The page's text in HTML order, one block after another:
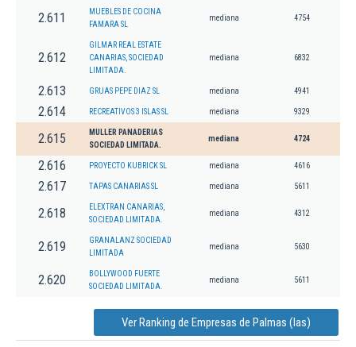
2.611
MUEBLES DE COCINA
FAMARA SL
mediana 4754
2.612
GILMAR REAL ESTATE
CANARIAS, SOCIEDAD
LIMITADA.
mediana 6832
2.613 GRUAS PEPE DIAZ SL mediana 4941
2.614 RECREATIVOS 3 ISLAS SL mediana 9329
2.615
MULLER PANADERIAS
SOCIEDAD LIMITADA.
mediana 4724
2.616 PROYECTO KUBRICK SL mediana 4616
2.617 TAPAS CANARIAS SL mediana 5611
2.618
ELEXTRAN CANARIAS,
SOCIEDAD LIMITADA.
mediana 4312
2.619
GRANALANZ SOCIEDAD
LIMITADA
mediana 5630
2.620
BOLLYWOOD FUERTE
SOCIEDAD LIMITADA.
mediana 5611
Ver Ranking de Empresas de Palmas (las)